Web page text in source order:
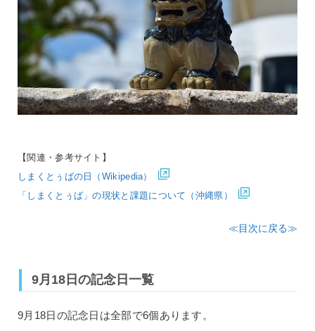
【関連・参考サイト】
しまくとぅばの日（Wikipedia）
「しまくとぅば」の現状と課題について（沖縄県）
≪目次に戻る≫
9月18日の記念日一覧
9月18日の記念日は全部で6個あります。